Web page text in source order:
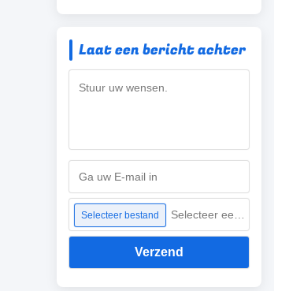
Laat een bericht achter
Selecteer bestand
Verzend